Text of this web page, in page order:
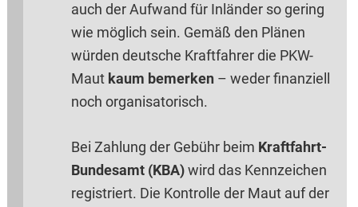
auch der Aufwand für Inländer so gering
wie möglich sein. Gemäß den Plänen
würden deutsche Kraftfahrer die PKW-
Maut kaum bemerken – weder finanziell
noch organisatorisch.
Bei Zahlung der Gebühr beim Kraftfahrt-
Bundesamt (KBA)wird das Kennzeichen
registriert. Die Kontrolle der Maut auf der